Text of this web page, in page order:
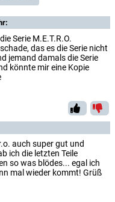
Serie M.E.T.R.O.
das es die Serie nicht
jemand damals die Serie
könnte mir eine Kopie
auch super gut und
ich die letzten Teile
so was blödes... egal ich
mal wieder kommt! Grüß